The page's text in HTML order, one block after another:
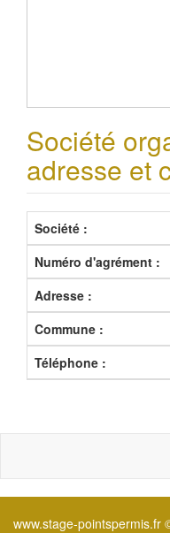
Société
adresse et
Société :
Numéro d'agrément :
Adresse :
Commune :
Téléphone :
www.stage-pointspermis.fr